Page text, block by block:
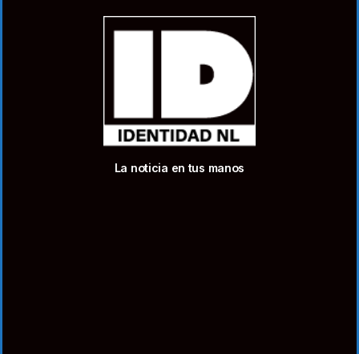
La noticia en tus manos